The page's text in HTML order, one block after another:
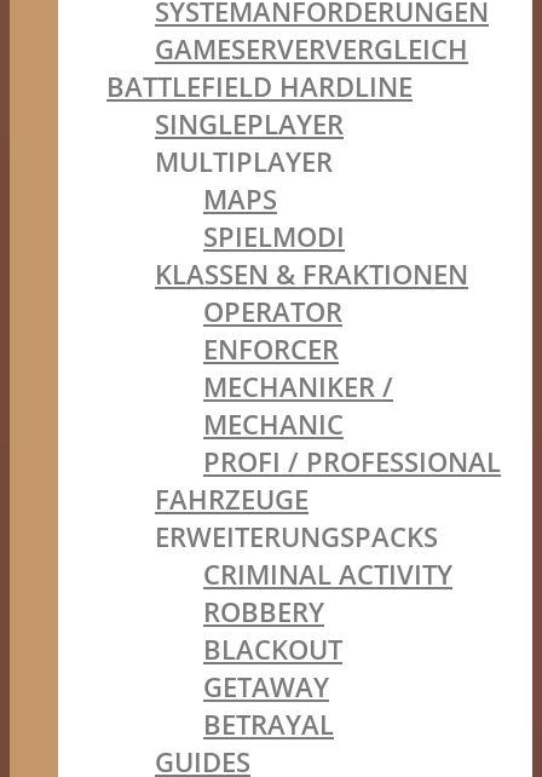
SYSTEMANFORDERUNGEN
GAMESERVERVERGLEICH
BATTLEFIELD HARDLINE
SINGLEPLAYER
MULTIPLAYER
MAPS
SPIELMODI
KLASSEN & FRAKTIONEN
OPERATOR
ENFORCER
MECHANIKER /
MECHANIC
PROFI / PROFESSIONAL
FAHRZEUGE
ERWEITERUNGSPACKS
CRIMINAL ACTIVITY
ROBBERY
BLACKOUT
GETAWAY
BETRAYAL
GUIDES